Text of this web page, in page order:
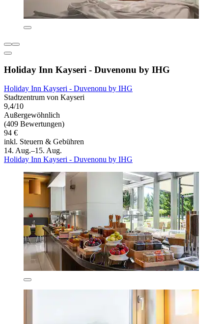
Holiday Inn Kayseri - Duvenonu by IHG
Holiday Inn Kayseri - Duvenonu by IHG
Stadtzentrum von Kayseri
9,4/10
Außergewöhnlich
(409 Bewertungen)
94 €
inkl. Steuern & Gebühren
14. Aug.–15. Aug.
Holiday Inn Kayseri - Duvenonu by IHG